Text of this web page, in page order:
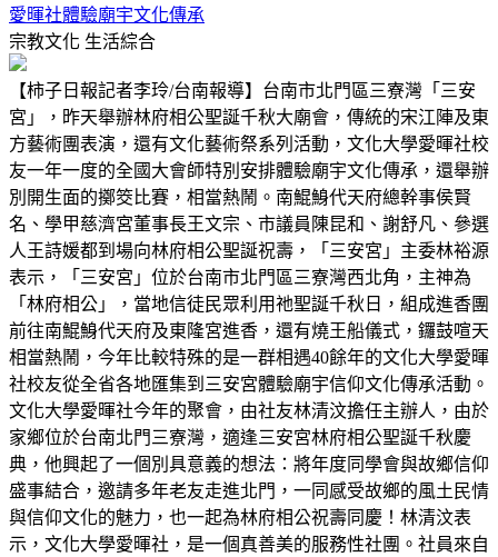
愛暉社體驗廟宇文化傳承
宗教文化 生活綜合
【柿子日報記者李玲/台南報導】台南市北門區三寮灣「三安
宮」，昨天舉辦林府相公聖誕千秋大廟會，傳統的宋江陣及東
方藝術團表演，還有文化藝術祭系列活動，文化大學愛暉社校
友一年一度的全國大會師特別安排體驗廟宇文化傳承，還舉辦
別開生面的擲筊比賽，相當熱鬧。南鯤鯓代天府總幹事侯賢
名、學甲慈濟宮董事長王文宗、市議員陳昆和、謝舒凡、參選
人王詩媛都到場向林府相公聖誕祝壽，「三安宮」主委林裕源
表示，「三安宮」位於台南市北門區三寮灣西北角，主神為
「林府相公」，當地信徒民眾利用祂聖誕千秋日，組成進香團
前往南鯤鯓代天府及東隆宮進香，還有燒王船儀式，鑼鼓喧天
相當熱鬧，今年比較特殊的是一群相遇40餘年的文化大學愛暉
社校友從全省各地匯集到三安宮體驗廟宇信仰文化傳承活動。
文化大學愛暉社今年的聚會，由社友林清汶擔任主辦人，由於
家鄉位於台南北門三寮灣，適逢三安宮林府相公聖誕千秋慶
典，他興起了一個別具意義的想法：將年度同學會與故鄉信仰
盛事結合，邀請多年老友走進北門，一同感受故鄉的風土民情
與信仰文化的魅力，也一起為林府相公祝壽同慶！林清汶表
示，文化大學愛暉社，是一個真善美的服務性社團。社員來自